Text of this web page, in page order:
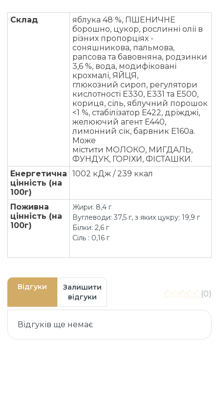
Склад
яблука 48 %, ПШЕНИЧНЕ
борошно, цукор, рослинні олії в
різних пропорціях -
соняшникова, пальмова,
рапсова та бавовняна, родзинки
3,6 %, вода, модифіковані
крохмалі, ЯЙЦЯ,
глюкозний сироп, регулятори
кислотності E330, E331 та E500,
кориця, сіль, яблучний порошок
<1 %, стабілізатор E422, дріжджі,
желюючий агент E440,
лимонний сік, барвник E160a.
Може
містити МОЛОКО, МИГДАЛЬ,
ФУНДУК, ГОРІХИ, ФІСТАШКИ.
Енергетична
цінність (на
100г)
1002 кДж / 239 ккал
Поживна
цінність (на
100г)
Жири: 8,4 г
Вуглеводи: 37,5 г, з яких цукру: 19,9 г
Білки: 2,6 г
Сіль : 0,16 г
Відгуки
Залишити
відгуки
(0)
Відгуків ще немає